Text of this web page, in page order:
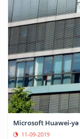
Microsoft Huawei-
11-09-2019